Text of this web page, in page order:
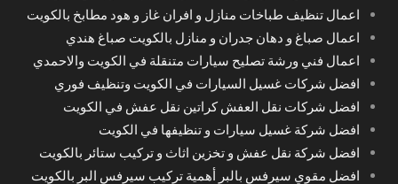
اعمال تنظيف طباخات منازل و افران غاز و هود مطابخ بالكويت
اعمال صباغ و دهان جدران و منازل بالكويت صباغ هندي
اعمال فني ورشة تصليح سيارات متنقلة في الكويت والاحمدي
افضل شركات غسيل السيارات في الكويت وتنظيف فوري
افضل شركات نقل العفش كراتين نقل عفش في الكويت
افضل شركة غسيل سيارات و تنظيفها في الكويت
افضل شركة نقل عفش و تخزين اثاث و تركيب ستائر بالكويت
افضل مقوي سيرفس بالبر أهمية تركيب سيرفس البر بالكويت